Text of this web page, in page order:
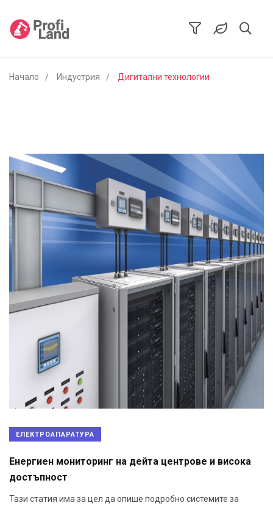
Начало Индустрия Дигитални технологии
ЕЛЕКТРОАПАРАТУРА
Енергиен мониторинг на дейта центрове и висока
достъпност
Тази статия има за цел да опише подробно системите за